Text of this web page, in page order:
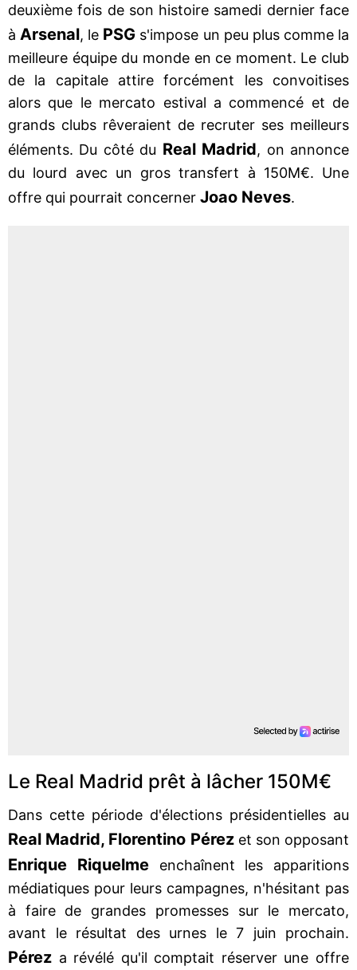
deuxième fois de son histoire samedi dernier face
à Arsenal, le PSG s'impose un peu plus comme la
meilleure équipe du monde en ce moment. Le club
de la capitale attire forcément les convoitises
alors que le mercato estival a commencé et de
grands clubs rêveraient de recruter ses meilleurs
éléments. Du côté du Real Madrid, on annonce
du lourd avec un gros transfert à 150M€. Une
offre qui pourrait concerner Joao Neves.
Le Real Madrid prêt à lâcher 150M€
Dans cette période d'élections présidentielles au
Real Madrid, Florentino Pérezet son opposant
Enrique Riquelmeenchaînent les apparitions
médiatiques pour leurs campagnes, n'hésitant pas
à faire de grandes promesses sur le mercato,
avant le résultat des urnes le 7 juin prochain.
Pérez a révélé qu'il comptait réserver une offre